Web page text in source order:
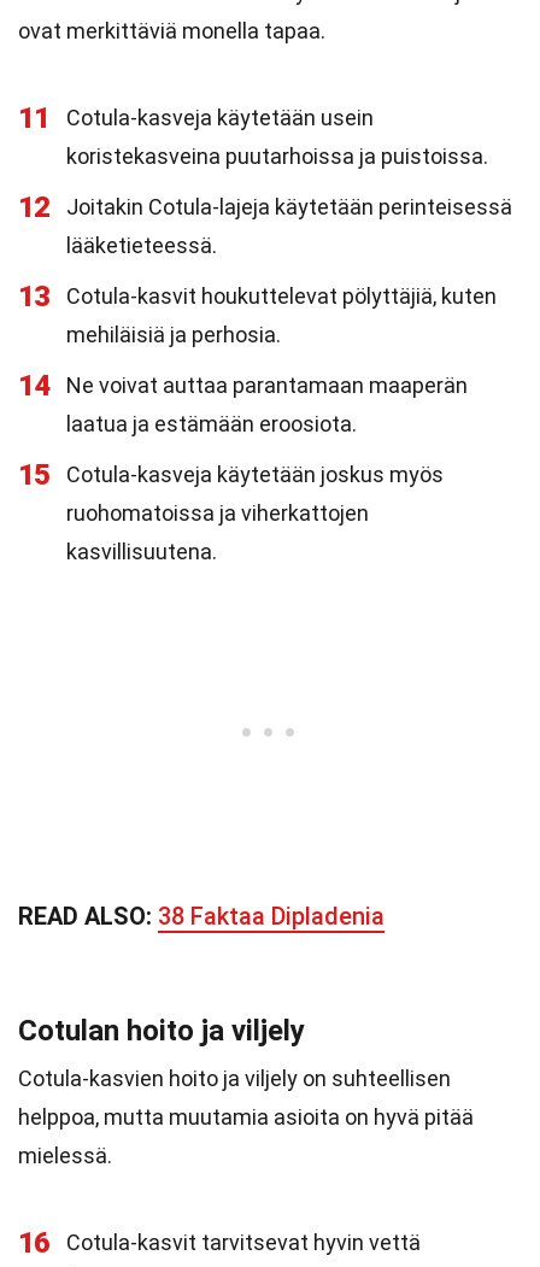
ovat merkittäviä monella tapaa.
11
Cotula-kasveja käytetään usein
koristekasveina puutarhoissa ja puistoissa.
12
Joitakin Cotula-lajeja käytetään perinteisessä
lääketieteessä.
13
Cotula-kasvit houkuttelevat pölyttäjiä, kuten
mehiläisiä ja perhosia.
14
Ne voivat auttaa parantamaan maaperän
laatua ja estämään eroosiota.
15
Cotula-kasveja käytetään joskus myös
ruohomatoissa ja viherkattojen
kasvillisuutena.
READ ALSO: 38 Faktaa Dipladenia
Cotulan hoito ja viljely
Cotula-kasvien hoito ja viljely on suhteellisen
helppoa, mutta muutamia asioita on hyvä pitää
mielessä.
16
Cotula-kasvit tarvitsevat hyvin vettä